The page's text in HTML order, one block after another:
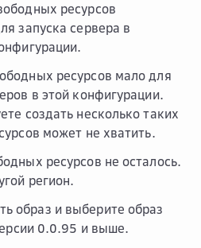
ресурсов
запуска сервера в
ресурсов мало для
в этой конфигурации.
создать несколько таких
может не хватить.
ресурсов не осталось.
регион.
образ и выберите образ
0.0.95 и выше.